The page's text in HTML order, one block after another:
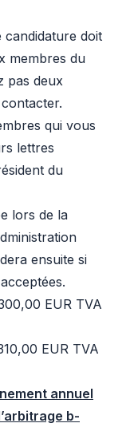
doit
membres du
pas deux
qui vous
lettres
du
lors de la
ensuite si
EUR TVA
EUR TVA
annuel
b-